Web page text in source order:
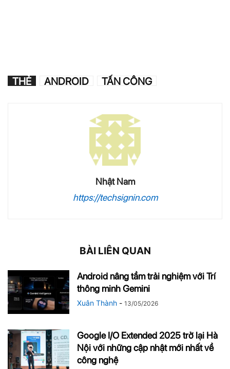
THẺ ANDROID TẤN CÔNG
Nhật Nam
https://techsignin.com
BÀI LIÊN QUAN
Android nâng tầm trải nghiệm với Trí
thông minh Gemini
Xuân Thành - 13/05/2026
Google I/O Extended 2025 trở lại Hà
Nội với những cập nhật mới nhất về
công nghệ